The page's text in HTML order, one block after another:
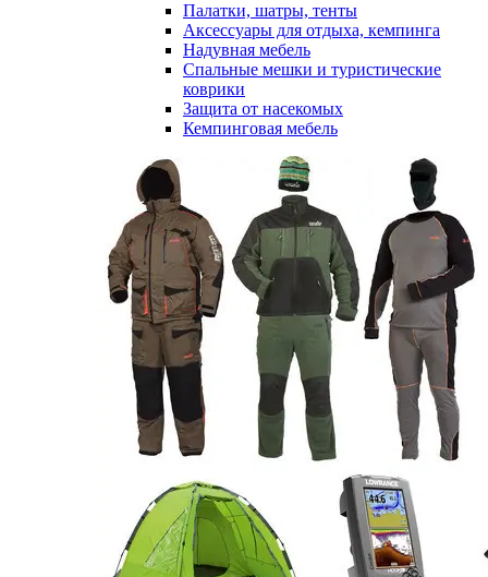
Палатки, шатры, тенты
Аксессуары для отдыха, кемпинга
Надувная мебель
Спальные мешки и туристические
коврики
Защита от насекомых
Кемпинговая мебель